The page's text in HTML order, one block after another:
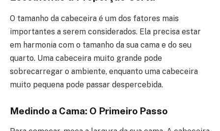
O tamanho da cabeceira é um dos fatores mais
importantes a serem considerados. Ela precisa estar
em harmonia com o tamanho da sua cama e do seu
quarto. Uma cabeceira muito grande pode
sobrecarregar o ambiente, enquanto uma cabeceira
muito pequena pode passar despercebida.
Medindo a Cama: O Primeiro Passo